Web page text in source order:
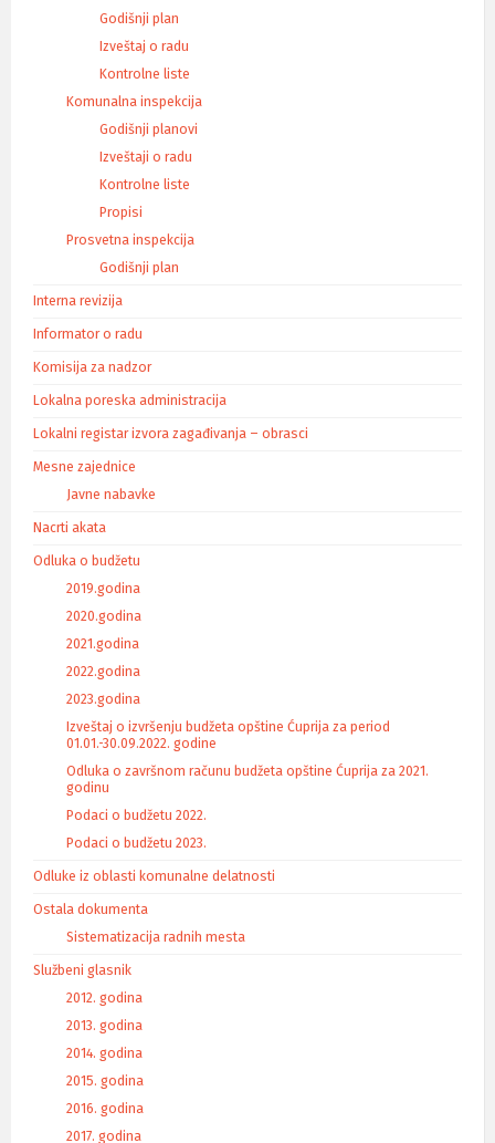
Godišnji plan
Izveštaj o radu
Kontrolne liste
Komunalna inspekcija
Godišnji planovi
Izveštaji o radu
Kontrolne liste
Propisi
Prosvetna inspekcija
Godišnji plan
Interna revizija
Informator o radu
Komisija za nadzor
Lokalna poreska administracija
Lokalni registar izvora zagađivanja – obrasci
Mesne zajednice
Javne nabavke
Nacrti akata
Odluka o budžetu
2019.godina
2020.godina
2021.godina
2022.godina
2023.godina
Izveštaj o izvršenju budžeta opštine Ćuprija za period
01.01.-30.09.2022. godine
Odluka o završnom računu budžeta opštine Ćuprija za 2021.
godinu
Podaci o budžetu 2022.
Podaci o budžetu 2023.
Odluke iz oblasti komunalne delatnosti
Ostala dokumenta
Sistematizacija radnih mesta
Službeni glasnik
2012. godina
2013. godina
2014. godina
2015. godina
2016. godina
2017. godina